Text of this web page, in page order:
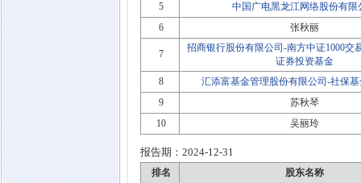
5
中国广电黑龙江网络股份有限
6
张秋丽
7
招商银行股份有限公司-南方中证1000交
证券投资基金
8
汇添富基金管理股份有限公司-社保基
9
苏秋琴
10
吴丽玲
报告期： 2024-12-31
排名
股东名称